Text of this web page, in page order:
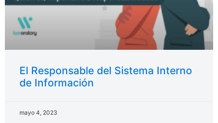
El Responsable del Sistema Interno
de Información
mayo 4, 2023